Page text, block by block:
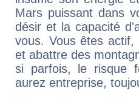
Mars puissant dans
désir et la capacité
vous. Vous êtes
et abattre des
si parfois, le risque
aurez entreprise,